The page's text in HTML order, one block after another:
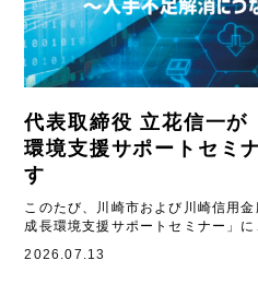
代表取締役 立花信一が
環境支援サポートセミ
す
このたび、川崎市および川崎信用
成長環境支援サポートセミナー」
2026.07.13